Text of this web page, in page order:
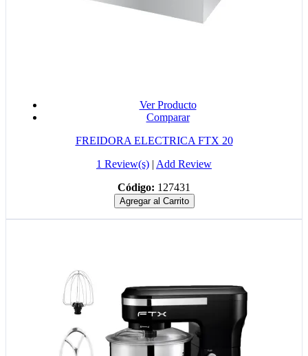
Ver Producto
Comparar
FREIDORA ELECTRICA FTX 20
1 Review(s) | Add Review
Código: 127431
Agregar al Carrito